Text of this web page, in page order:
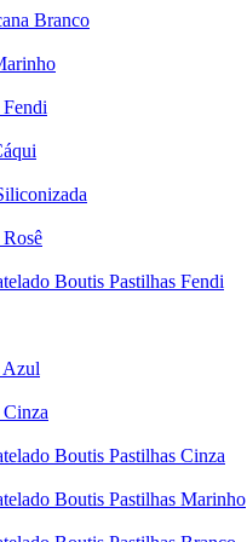
Branco
Boutis Pastilhas Fendi
Azul
Boutis Pastilhas Cinza
Boutis Pastilhas Marinho